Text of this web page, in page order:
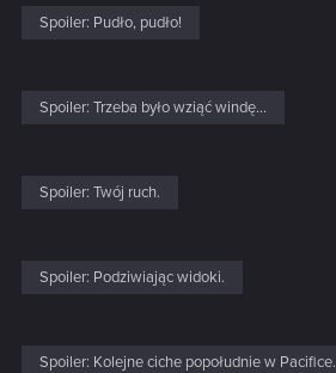
Spoiler: Pudło, pudło!
Spoiler: Trzeba było wziąć windę...
Spoiler: Twój ruch.
Spoiler: Podziwiając widoki.
Spoiler: Kolejne ciche popołudnie w Pacifice.